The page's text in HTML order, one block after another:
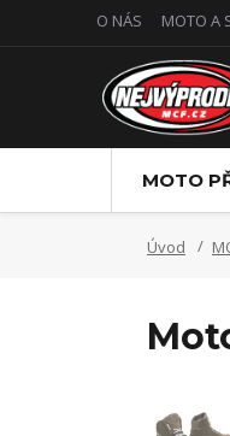
O NÁS MOTO A
MOTO
Úvod